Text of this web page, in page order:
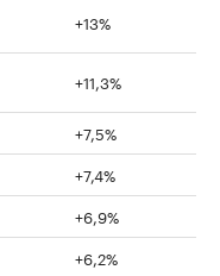
+13%
+11,3%
+7,5%
+7,4%
+6,9%
+6,2%